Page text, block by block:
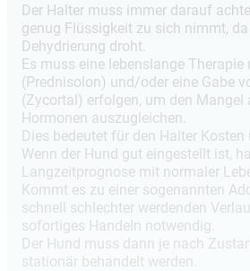
Der Halter muss immer darauf
genug Flüssigkeit zu sich nimmt,
Dehydrierung droht.
Es muss eine lebenslange
(Prednisolon) und/oder eine Gabe
(Zycortal) erfolgen, um den Mangel
Hormonen auszugleichen.
Dies bedeutet für den Halter
Wenn der Hund gut eingestellt ist,
Langzeitprognose mit normaler
Kommt es zu einer sogenannten
schnell schlechter werdenden
sofortiges Handeln notwendig.
Der Hund muss dann je nach
stationär behandelt werden.